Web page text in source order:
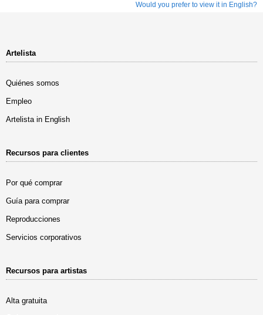
Would you prefer to view it in English?
Artelista
Quiénes somos
Empleo
Artelista in English
Recursos para clientes
Por qué comprar
Guía para comprar
Reproducciones
Servicios corporativos
Recursos para artistas
Alta gratuita